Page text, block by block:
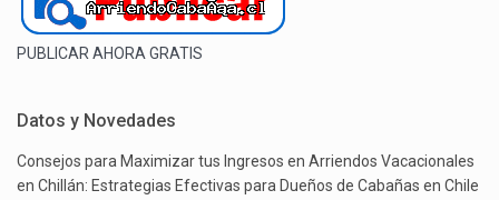
PUBLICAR AHORA GRATIS
Datos y Novedades
Consejos para Maximizar tus Ingresos en Arriendos Vacacionales
en Chillán: Estrategias Efectivas para Dueños de Cabañas en Chile